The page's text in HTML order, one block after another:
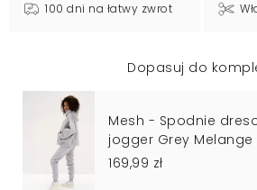
100 dni na łatwy zwrot
Dopasuj do
Mesh - Spodnie
jogger Grey Melange
169,99 zł